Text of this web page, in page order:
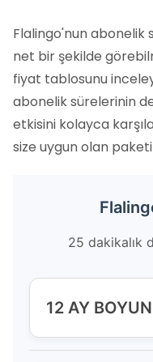
Flalingo'nun abonelik
net bir şekilde
fiyat tablosunu
abonelik sürelerinin
etkisini kolayca
size uygun olan
25 dakikalık
12 AY